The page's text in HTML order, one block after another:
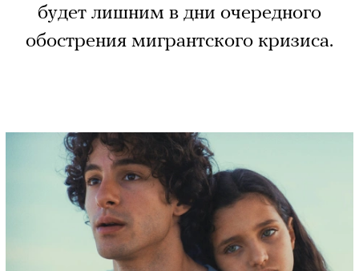
будет лишним в дни очередного
обострения мигрантского кризиса.